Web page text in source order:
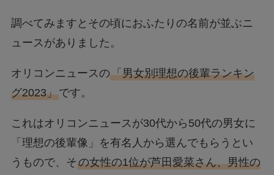
調べてみますとその頃におふたりの名前が並ぶニ
ュースがありました。
オリコンニュースの「男女別理想の後輩ランキン
グ2023」です。
これはオリコンニュースが30代から50代の男女に
「理想の後輩像」を有名人から選んでもらうとい
うもので、その女性の1位が芦田愛菜さん、男性の